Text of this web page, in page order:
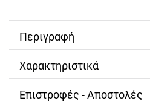
Περιγραφή
Χαρακτηριστικά
Επιστροφές - Αποστολές